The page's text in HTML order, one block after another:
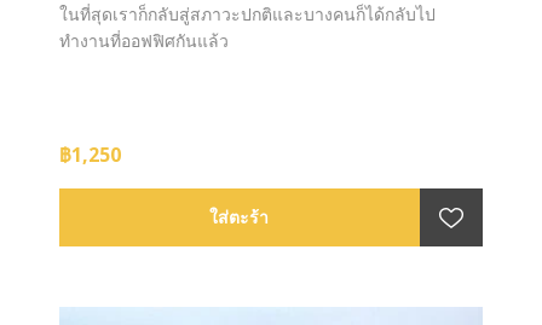
ในที่สุดเราก็กลับสู่สภาวะปกติและบางคนก็ได้กลับไป
ทำงานที่ออฟฟิศกันแล้ว
฿1,250